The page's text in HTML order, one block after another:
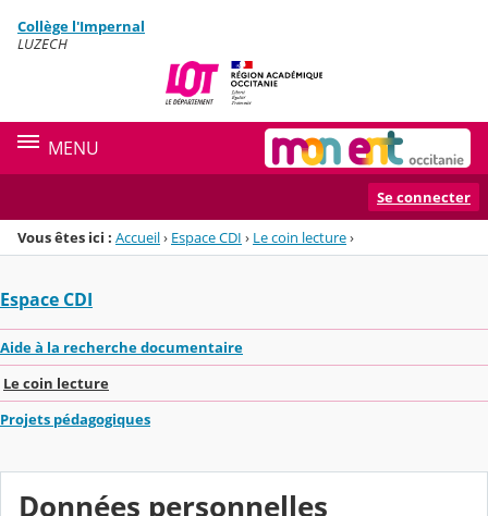
Menu de la rubrique
Contenu
Collège l'Impernal
LUZECH
MENU
Se connecter
Vous êtes ici : Accueil› Espace CDI › Le coin lecture›
Espace CDI
Aide à la recherche documentaire
Le coin lecture
Projets pédagogiques
Données personnelles